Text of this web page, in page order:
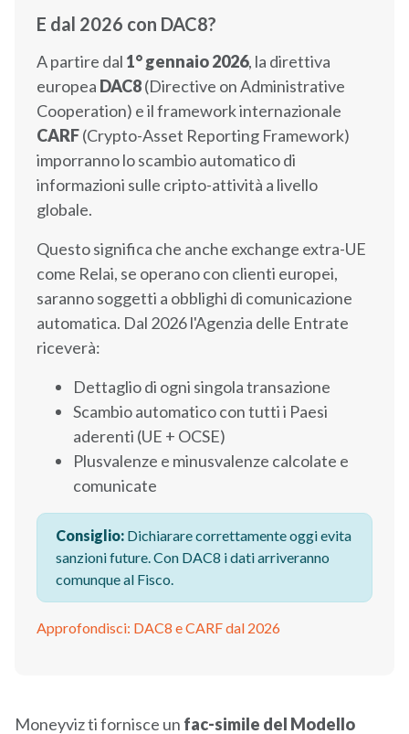
E dal 2026 con DAC8?
A partire dal 1° gennaio 2026, la direttiva
europea DAC8(Directive on Administrative
Cooperation) e il framework internazionale
CARF(Crypto-Asset Reporting Framework)
imporranno lo scambio automatico di
informazioni sulle cripto-attività a livello
globale.
Questo significa che anche exchange extra-UE
come Relai, se operano con clienti europei,
saranno soggetti a obblighi di comunicazione
automatica. Dal 2026 l'Agenzia delle Entrate
riceverà:
Dettaglio di ogni singola transazione
Scambio automatico con tutti i Paesi
aderenti (UE + OCSE)
Plusvalenze e minusvalenze calcolate e
comunicate
Consiglio: Dichiarare correttamente oggi evita
sanzioni future. Con DAC8 i dati arriveranno
comunque al Fisco.
Approfondisci: DAC8 e CARF dal 2026
Moneyviz ti fornisce un fac-simile del Modello